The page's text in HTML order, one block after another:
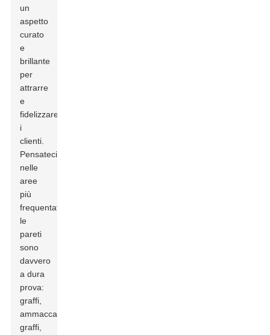
un
aspetto
curato
e
brillante
per
attrarre
e
fidelizzare
i
clienti.
Pensateci:
nelle
aree
più
frequentate,
le
pareti
sono
davvero
a dura
prova:
graffi,
ammaccature,
graffi,